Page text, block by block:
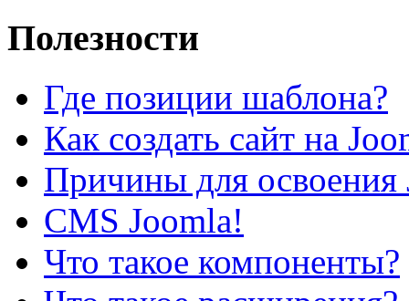
Полезности
Где позиции шаблона?
Как создать сайт на
Причины для освоения
CMS Joomla!
Что такое компоненты?